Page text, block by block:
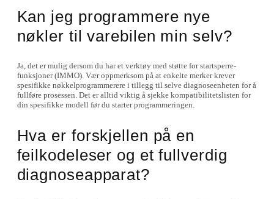
Kan jeg programmere nye
nøkler til varebilen min selv?
Ja, det er mulig dersom du har et verktøy med støtte for startsperre-
funksjoner (IMMO). Vær oppmerksom på at enkelte merker krever
spesifikke nøkkelprogrammerere i tillegg til selve diagnoseenheten for å
fullføre prosessen. Det er alltid viktig å sjekke kompatibilitetslisten for
din spesifikke modell før du starter programmeringen.
Hva er forskjellen på en
feilkodeleser og et fullverdig
diagnoseapparat?